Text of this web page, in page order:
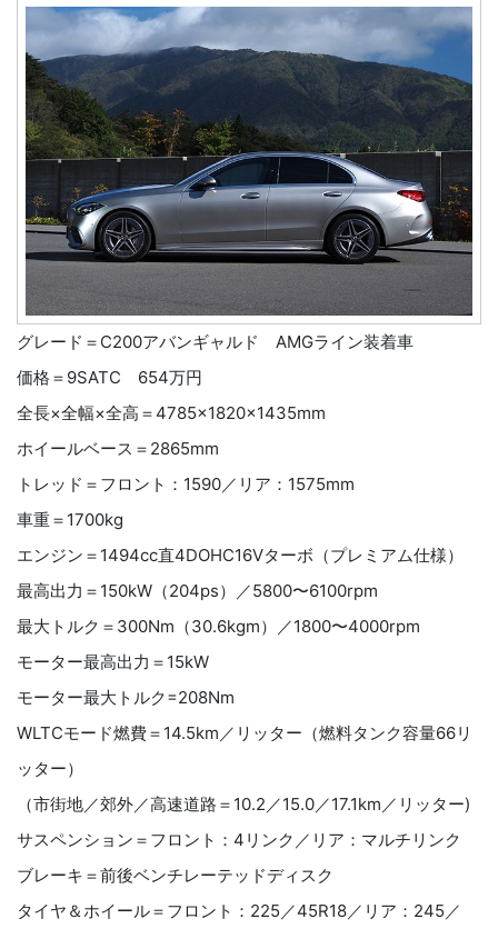
グレード＝C200アバンギャルド AMGライン装着車
価格＝9SATC 654万円
全長×全幅×全高＝4785×1820×1435mm
ホイールベース＝2865mm
トレッド＝フロント：1590／リア：1575mm
車重＝1700kg
エンジン＝1494cc直4DOHC16Vターボ（プレミアム仕様）
最高出力＝150kW（204ps）／5800〜6100rpm
最大トルク＝300Nm（30.6kgm）／1800〜4000rpm
モーター最高出力＝15kW
モーター最大トルク=208Nm
WLTCモード燃費＝14.5km／リッター（燃料タンク容量66リ
ッター）
（市街地／郊外／高速道路＝10.2／15.0／17.1km／リッター)
サスペンション＝フロント：4リンク／リア：マルチリンク
ブレーキ＝前後ベンチレーテッドディスク
タイヤ＆ホイール＝フロント：225／45R18／リア：245／